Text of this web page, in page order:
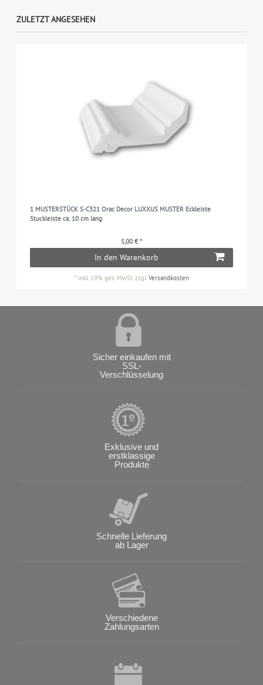
ZULETZT ANGESEHEN
1 MUSTERSTÜCK S-C321 Orac Decor LUXXUS MUSTER Eckleiste
Stuckleiste ca. 10 cm lang
5,00 € *
In den Warenkorb
* inkl. 19% ges. MwSt. zzgl. Versandkosten
Sicher einkaufen mit
SSL-
Verschlüsselung
Exklusive und
erstklassige
Produkte
Schnelle Lieferung
ab Lager
Verschiedene
Zahlungsarten